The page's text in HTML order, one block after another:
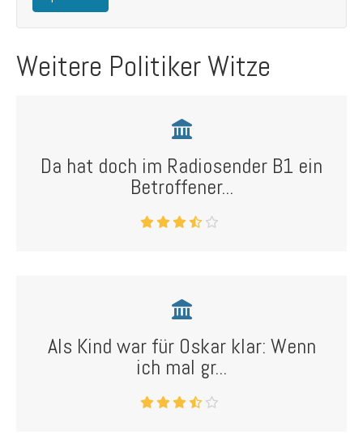
Weitere Politiker Witze
Da hat doch im Radiosender B1 ein
Betroffener...
Als Kind war für Oskar klar: Wenn
ich mal gr...